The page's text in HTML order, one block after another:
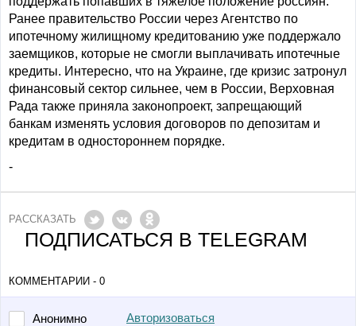
Ранее правительство России через Агентство по
ипотечному жилищному кредитованию уже поддержало
заемщиков, которые не смогли выплачивать ипотечные
кредиты. Интересно, что на Украине, где кризис затронул
финансовый сектор сильнее, чем в России, Верховная
Рада также приняла законопроект, запрещающий
банкам изменять условия договоров по депозитам и
кредитам в одностороннем порядке.
-
РАССКАЗАТЬ
ПОДПИСАТЬСЯ В TELEGRAM
КОММЕНТАРИИ - 0
Анонимно Авторизоваться